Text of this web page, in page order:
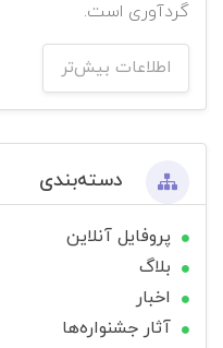
گردآوری است.
اطلاعات بیش‌تر
دسته‌بندی
پروفایل آنلاین
بلاگ
اخبار
آثار جشنواره‌ها